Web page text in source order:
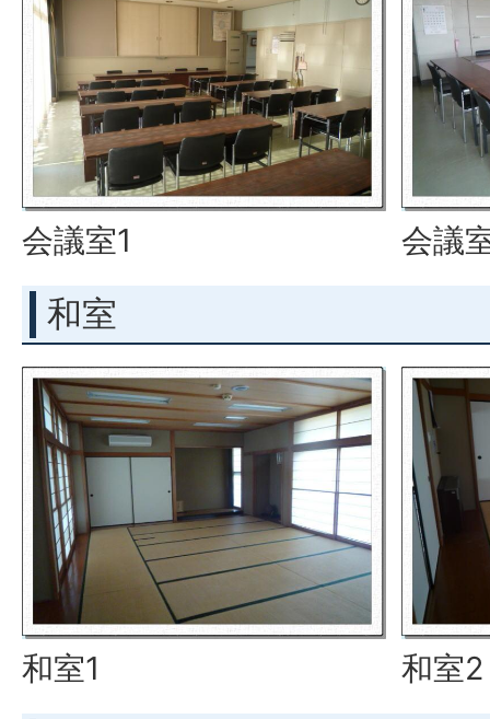
会議室1 会議
和室
和室1 和室2